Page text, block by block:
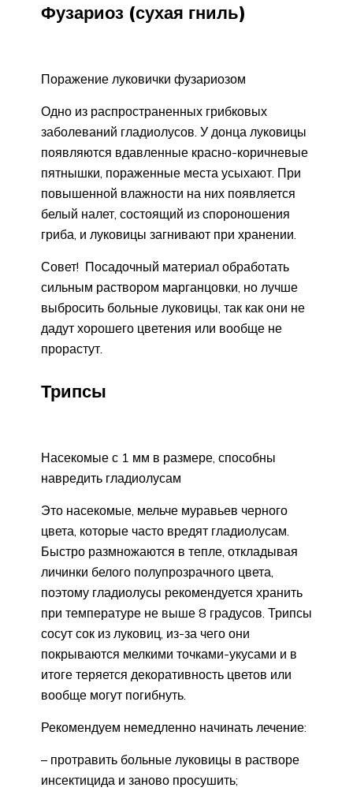
Фузариоз (сухая гниль)
Поражение луковички фузариозом
Одно из распространенных грибковых
заболеваний гладиолусов. У донца луковицы
появляются вдавленные красно-коричневые
пятнышки, пораженные места усыхают. При
повышенной влажности на них появляется
белый налет, состоящий из спороношения
гриба, и луковицы загнивают при хранении.
Совет! Посадочный материал обработать
сильным раствором марганцовки, но лучше
выбросить больные луковицы, так как они не
дадут хорошего цветения или вообще не
прорастут.
Трипсы
Насекомые с 1 мм в размере, способны
навредить гладиолусам
Это насекомые, мельче муравьев черного
цвета, которые часто вредят гладиолусам.
Быстро размножаются в тепле, откладывая
личинки белого полупрозрачного цвета,
поэтому гладиолусы рекомендуется хранить
при температуре не выше 8 градусов. Трипсы
сосут сок из луковиц, из-за чего они
покрываются мелкими точками-укусами и в
итоге теряется декоративность цветов или
вообще могут погибнуть.
Рекомендуем немедленно начинать лечение:
– протравить больные луковицы в растворе
инсектицида и заново просушить;